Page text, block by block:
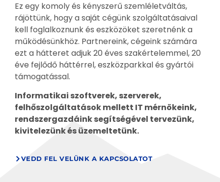
Ez egy komoly és kényszerű szemléletváltás,
rájöttünk, hogy a saját cégünk szolgáltatásaival
kell foglalkoznunk és eszközöket szeretnénk a
működésünkhöz. Partnereink, cégeink számára
ezt a hátteret adjuk 20 éves szakértelemmel, 20
éve fejlődő háttérrel, eszközparkkal és gyártói
támogatással.
Informatikai szoftverek, szerverek,
felhőszolgáltatások mellett IT mérnökeink,
rendszergazdáink segítségével tervezünk,
kivitelezünk és üzemeltetünk.
VEDD FEL VELÜNK A KAPCSOLATOT